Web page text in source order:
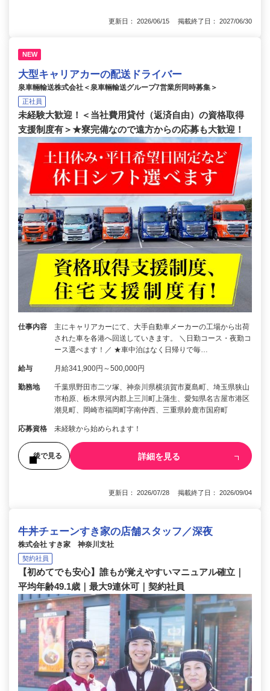
更新日： 2026/06/15 掲載終了日： 2027/06/30
NEW
大型キャリアカーの配送ドライバー
泉車輛輸送株式会社＜泉車輛輸送グループ7営業所同時募集＞
正社員
未経験大歓迎！＜当社費用貸付（返済自由）の資格取得
支援制度有＞★寮完備なので遠方からの応募も大歓迎！
仕事内容
主にキャリアカーにて、大手自動車メーカーの工場から出荷
された車を各港へ回送していきます。 ＼日勤コース・夜勤コ
ース選べます！／ ★車中泊はなく日帰りで毎…
給与 月給341,900円～500,000円
勤務地
千葉県野田市二ツ塚、神奈川県横須賀市夏島町、埼玉県狭山
市柏原、栃木県河内郡上三川町上蒲生、愛知県名古屋市港区
潮見町、岡崎市福岡町字南仲西、三重県鈴鹿市国府町
応募資格 未経験から始められます！
後で見る 詳細を見る
更新日： 2026/07/28 掲載終了日： 2026/09/04
牛丼チェーンすき家の店舗スタッフ／深夜
株式会社 すき家 神奈川支社
契約社員
【初めてでも安心】誰もが覚えやすいマニュアル確立｜
平均年齢49.1歳｜最大9連休可｜契約社員